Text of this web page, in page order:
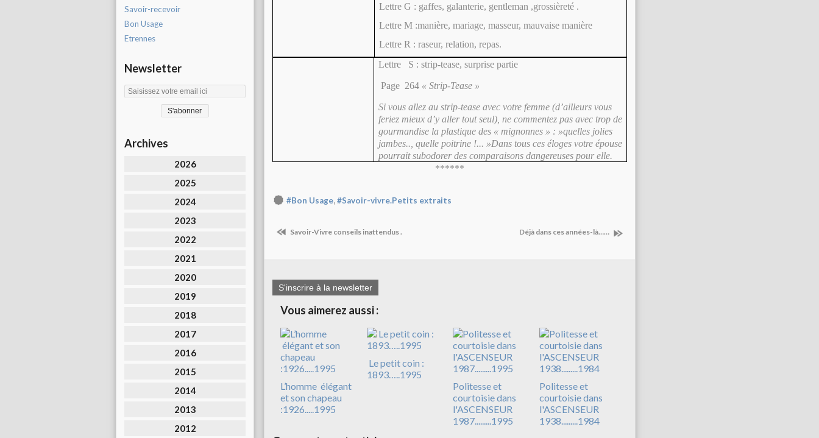
Savoir-recevoir
Bon Usage
Etrennes
Newsletter
Archives
2026
2025
2024
2023
2022
2021
2020
2019
2018
2017
2016
2015
2014
2013
2012
Lettre G : gaffes, galanterie, gentleman ,grossièreté .
Lettre M :manière, mariage, masseur, mauvaise manière
Lettre R : raseur, relation, repas.
Lettre S : strip-tease, surprise partie
Page 264 « Strip-Tease »
Si vous allez au strip-tease avec votre femme (d’ailleurs vous
feriez mieux d’y aller tout seul), ne commentez pas avec trop de
gourmandise la plastique des « mignonnes » : »quelles jolies
jambes.., quelle poitrine !... »Dans tous ces éloges votre épouse
pourrait subodorer des comparaisons dangereuses pour elle.
******
#Bon Usage,#Savoir-vivre.Petits extraits
Savoir-Vivre conseils inattendus . Déjà dans ces années-là……
S'inscrire à la newsletter
Vous aimerez aussi :
L’homme élégant
et son chapeau
:1926.....1995
Le petit coin :
1893…..1995
Politesse et
courtoisie dans
l'ASCENSEUR
1987.........1995
Politesse et
courtoisie dans
l'ASCENSEUR
1938.........1984